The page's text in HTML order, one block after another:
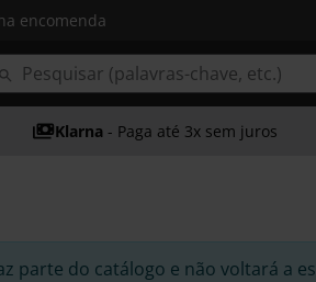
encomenda
Klarna - Paga até 3x sem juros
parte do catálogo e não voltará a